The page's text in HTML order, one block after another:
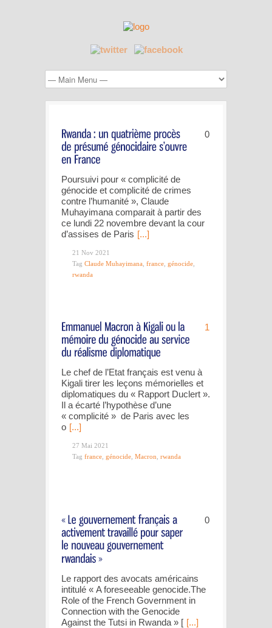
0
Poursuivi pour « complicité de
génocide et complicité de crimes
contre l’humanité », Claude
Muhayimana comparait à partir des
ce lundi 22 novembre devant la cour
d’assises de Paris [...]
21 Nov 2021
Tag Claude Muhayimana, france, génocide,
rwanda
1
Le chef de l’Etat français est venu à
Kigali tirer les leçons mémorielles et
diplomatiques du « Rapport Duclert ».
Il a écarté l’hypothèse d’une
« complicité » de Paris avec les
o [...]
27 Mai 2021
Tag france, génocide, Macron, rwanda
0
Le rapport des avocats américains
intitulé « A foreseeable genocide.The
Role of the French Government in
Connection with the Genocide
Against the Tutsi in Rwanda » [ [...]